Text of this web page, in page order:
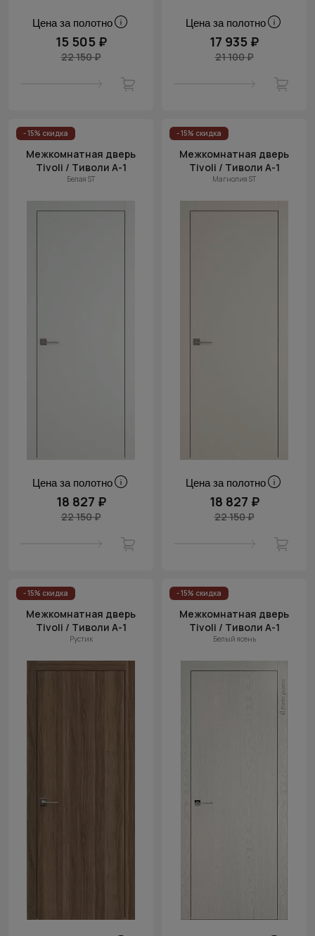
Цена за полотно
15 505 ₽
22 150 ₽
Цена за полотно
17 935 ₽
21 100 ₽
- 15% скидка
Межкомнатная дверь
Tivoli / Тиволи А-1
Белая ST
Цена за полотно
18 827 ₽
22 150 ₽
- 15% скидка
Межкомнатная дверь
Tivoli / Тиволи А-1
Магнолия ST
Цена за полотно
18 827 ₽
22 150 ₽
- 15% скидка
Межкомнатная дверь
Tivoli / Тиволи А-1
Рустик
- 15% скидка
Межкомнатная дверь
Tivoli / Тиволи А-1
Белый ясень